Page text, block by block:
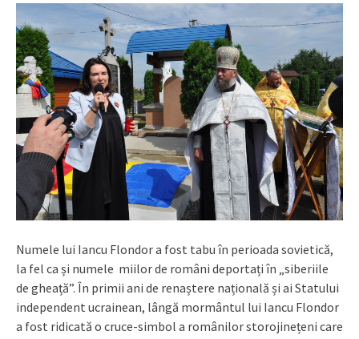
Numele lui Iancu Flondor a fost tabu în perioada sovietică,
la fel ca și numele miilor de români deportați în „siberiile
de gheață”. În primii ani de renaștere națională și ai Statului
independent ucrainean, lângă mormântul lui Iancu Flondor
a fost ridicată o cruce-simbol a românilor storojinețeni care